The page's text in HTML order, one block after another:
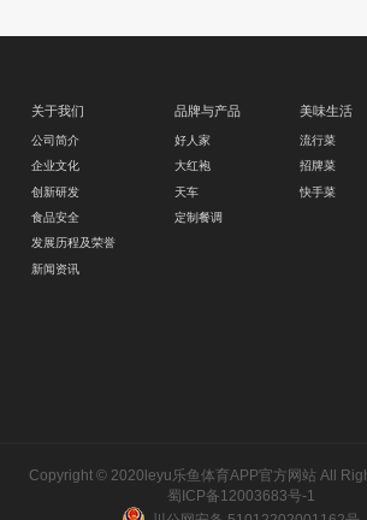
关于我们
公司简介
企业文化
创新研发
食品安全
发展历程及荣誉
新闻资讯
品牌与产品
好人家
大红袍
天车
定制餐调
美味生活
流行菜
招牌菜
快手菜
Copyright © 2020leyu乐鱼体育APP官方网站 All
蜀ICP备12003683号-1